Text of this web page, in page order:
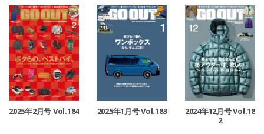
2025年2月号 Vol.184 2025年1月号 Vol.183
2024年12月号 Vol.18
2